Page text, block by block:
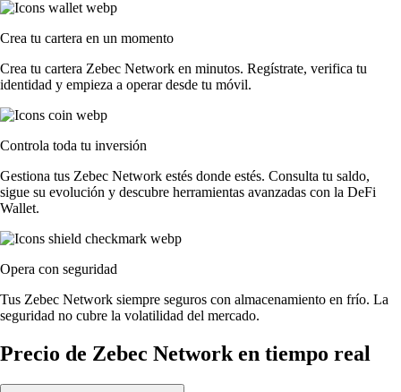
Crea tu cartera en un momento
Crea tu cartera Zebec Network en minutos. Regístrate, verifica tu
identidad y empieza a operar desde tu móvil.
Controla toda tu inversión
Gestiona tus Zebec Network estés donde estés. Consulta tu saldo,
sigue su evolución y descubre herramientas avanzadas con la DeFi
Wallet.
Opera con seguridad
Tus Zebec Network siempre seguros con almacenamiento en frío. La
seguridad no cubre la volatilidad del mercado.
Precio de Zebec Network en tiempo real